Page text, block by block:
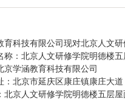
育科技有限公司现对北京人文
称：北京人文研修学院明德楼
京学涵教育科技有限公司
：北京市延庆区康庄镇康庄大道
北京人文研修学院明德楼五层